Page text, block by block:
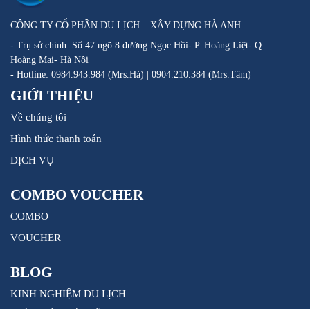
CÔNG TY CỔ PHẦN DU LỊCH – XÂY DỰNG HÀ ANH
- Trụ sở chính: Số 47 ngõ 8 đường Ngọc Hồi- P. Hoàng Liệt- Q.
Hoàng Mai- Hà Nội
- Hotline: 0984.943.984 (Mrs.Hà) | 0904.210.384 (Mrs.Tâm)
GIỚI THIỆU
Về chúng tôi
Hình thức thanh toán
DỊCH VỤ
COMBO VOUCHER
COMBO
VOUCHER
BLOG
KINH NGHIỆM DU LỊCH